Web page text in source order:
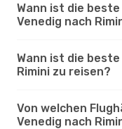
Wann ist die
Venedig nach
Wann ist die
Rimini zu reisen?
Von welchen
Venedig nach